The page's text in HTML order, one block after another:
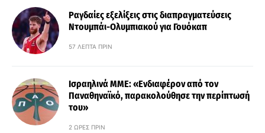
Ραγδαίες εξελίξεις στις διαπραγματεύσεις
Ντουμπάι-Ολυμπιακού για Γουόκαπ
57 ΛΕΠΤΆ ΠΡΙΝ
Ισραηλινά ΜΜΕ: «Ενδιαφέρον από τον
Παναθηναϊκό, παρακολούθησε την περίπτωσή
του»
2 ΏΡΕΣ ΠΡΙΝ